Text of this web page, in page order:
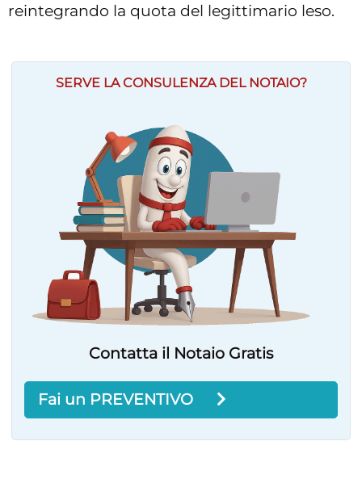
reintegrando la quota del legittimario leso.
SERVE LA CONSULENZA DEL NOTAIO?
Contatta il Notaio Gratis
Fai un PREVENTIVO